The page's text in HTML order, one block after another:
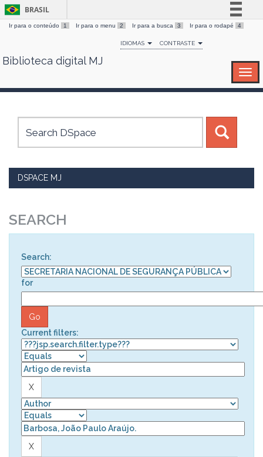
Skip
BRASIL
Simplifique!
Comunica BR
Canais
Ir para o conteúdo 1 Ir para o menu 2 Ir para a busca 3 Ir para o rodapé 4
IDIOMAS CONTRASTE
Biblioteca digital MJ
DSPACE MJ
SEARCH
Search:
for
Current filters: